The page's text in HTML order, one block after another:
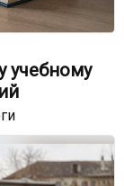
учебному